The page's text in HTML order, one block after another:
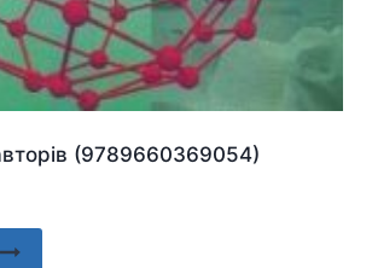
(9789660369054)